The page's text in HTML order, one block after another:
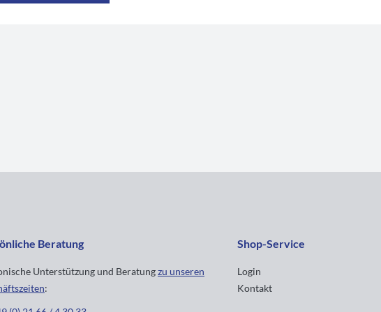
Beratung
Unterstützung und Beratungzu unseren
:
Shop-Service
Login
Kontakt